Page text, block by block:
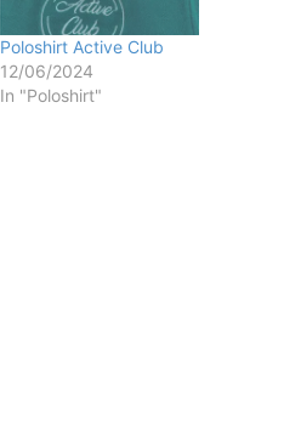
Poloshirt Active Club
12/06/2024
In "Poloshirt"